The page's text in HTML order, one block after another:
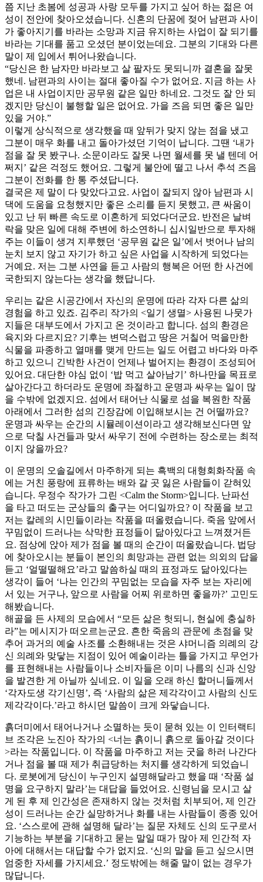
쯤 지난 초봄에 성공과 사랑 모두를 가지고 싶어 하는 젊은 여
성이 전안에 찾아오셨습니다. 신혼의 단꿈에 젖어 남편과 사이
가 좋아지기를 바라는 소망과 지금 유지하는 사업이 잘 되기를
바라는 기대를 품고 오셨던 분이었는데요. 그분의 기대와 다른
말이 제 입에서 튀어나왔습니다.
“당신은 한 남자만 바라보고 살 팔자도 못되니까 결혼을 잘못
했네. 남편과의 사이는 절대 좋아질 수가 없어요. 지금 하는 사
업은 내 사업이지만 공무원 같은 일만 하네요. 그것도 잘 안 되
겠지만 당신이 불행할 일은 없어요. 가을 즈음 되면 좋은 일만
있을 거야.”
이렇게 상식적으로 생각했을 때 앞뒤가 맞지 않는 점을 냈고
그분이 매우 화를 내고 돌아가셨던 기억이 납니다. 그땐 ‘내가
점을 잘 못 봤구나. 소문이라도 잘못 나면 월세를 못 낼 텐데 어
쩌지’ 같은 걱정도 했어요. 그렇게 불안에 떨고 나서 추석 즈음
그분이 전화를 한 통 주셨답니다.
결국은 제 말이 다 맞았다고요. 사업이 잘되지 않아 남편과 시
댁에 도움을 요청했지만 좋은 소리를 듣지 못했고, 큰 싸움이
있고 난 뒤 빠른 속도로 이혼하게 되었다더군요. 반전은 날벼
락을 맞은 일에 대해 주변에 하소연하니 십시일반으로 투자해
주는 이들이 생겨 지루했던 ‘공무원 같은 일’에서 벗어나 남의
눈치 보지 않고 자기가 하고 싶은 사업을 시작하게 되었다는
거예요. 저는 그분 사연을 듣고 사람의 행복은 어떤 한 사건에
국한되지 않는다는 생각을 했답니다.
우리는 같은 시공간에서 자신의 운명에 따라 각자 다른 삶의
경험을 하고 있죠. 김주리 작가의 <일기 생멸> 사용된 나뭇가
지들은 대부도에서 가지고 온 것이라고 합니다. 섬의 환경은
육지와 다르지요? 기후는 변덕스럽고 땅은 거칠어 먹을만한
식물을 파종하고 열매를 맺게 만드는 일도 어렵고 바다와 마주
하고 있으니 긴박한 사건이 언제나 벌어지는 환경이 조성되어
있어요. 대단한 야심 없이 ‘밥 먹고 살아남기’ 하나만을 목표로
살아간다고 하더라도 운명에 좌절하고 운명과 싸우는 일이 많
을 수밖에 없겠지요. 섬에서 태어난 식물로 섬을 복원한 작품
아래에서 그러한 섬의 긴장감에 이입해보시는 건 어떨까요?
운명과 싸우는 순간의 시뮬레이션이라고 생각해보신다면 앞
으로 닥칠 사건들과 맞서 싸우기 전에 수련하는 장소로는 최적
이지 않을까요?
이 운명의 오솔길에서 마주하게 되는 흑백의 대형회화작품 속
에는 거친 풍랑에 표류하는 배와 갈 곳 잃은 사람들이 갇혀있
습니다. 우정수 작가가 그린 <Calm the Storm>입니다. 난파선
을 타고 떠도는 군상들의 출구는 어디일까요? 이 작품을 보고
저는 칼레의 시민들이라는 작품을 떠올렸습니다. 죽음 앞에서
꾸밈없이 드러나는 삭막한 표정들이 닮아있다고 느껴졌거든
요. 점상에 앉아 제가 점을 볼 때의 순간이 떠올랐습니다. 법당
에 찾아오시는 분들이 본인의 희망과는 관련 없는 의외의 답을
듣고 ‘얼떨떨해요’라고 말씀하실 때의 표정과도 닮아있다는
생각이 들어 ‘나는 인간의 꾸밈없는 모습을 자주 보는 자리에
서 있는 거구나, 앞으로 사람을 어찌 위로하면 좋을까?’ 고민도
해봤습니다.
해골을 든 사제의 모습에서 “모든 삶은 헛되니, 현실에 충실하
라”는 메시지가 떠오르는군요. 흔한 죽음의 관문에 초점을 맞
추어 과거의 예술 사조를 소환해내는 것은 샤머니즘 의례의 강
신 의례와 맞닿는 지점이 있어 예술이라는 틀을 가지고 무언가
를 표현해내는 사람들이나 소비자들은 이미 나름의 신과 신앙
을 발견한 게 아닐까 싶네요. 이 일을 오래 하신 할머니들께서
‘각자도생 각기신명’, 즉 ‘사람의 삶은 제각각이고 사람의 신도
제각각이다.’라고 하시던 말씀이 크게 와닿습니다.
흙더미에서 태어나거나 소멸하는 듯이 묻혀 있는 이 인터랙티
브 조각은 노진아 작가의 <너는 흙이니 흙으로 돌아갈 것이다
>라는 작품입니다. 이 작품을 마주하고 저는 굿을 하러 나간다
거나 점을 볼 때 제가 취급당하는 처지를 생각하게 되었습니
다. 로봇에게 당신이 누구인지 설명해달라고 했을 때 ‘작품 설
명을 요구하지 말라’는 대답을 들었어요. 신령님을 모시고 살
게 된 후 제 인간성은 존재하지 않는 것처럼 치부되어, 제 인간
성이 드러나는 순간 실망하거나 화를 내는 사람들이 종종 있어
요. ‘스스로에 관해 설명해 달라’는 질문 자체도 신의 도구로서
기능하는 부분을 기대하고 묻는 말일 때가 많아 제 인간적 자
아에 대해서는 대답할 수가 없지요. ‘신의 말을 듣고 싶으시면
엄중한 자세를 가지세요.’ 정도밖에는 해줄 말이 없는 경우가
많답니다.